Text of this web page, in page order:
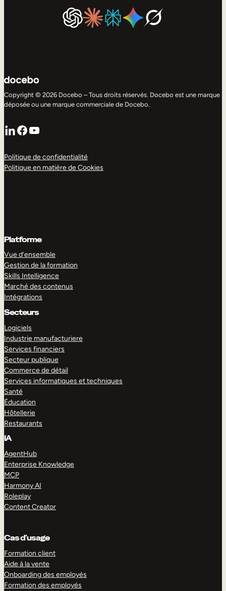
Copyright © 2026 Docebo – Tous droits réservés. Docebo est une marque
déposée ou une marque commerciale de Docebo.
LinkedIn
Facebook
YouTube
Politique de confidentialité
Politique en matière de Cookies
Platforme
Vue d’ensemble
Gestion de la formation
Skills Intelligence
Marché des contenus
Intégrations
Secteurs
Logiciels
Industrie manufacturiere
Services financiers
Secteur publique
Commerce de détail
Services informatiques et techniques
Santé
Éducation
Hôtellerie
Restaurants
IA
AgentHub
Enterprise Knowledge
MCP
Harmony AI
Roleplay
Content Creator
Cas d’usage
Formation client
Aide à la vente
Onboarding des employés
Formation des employés